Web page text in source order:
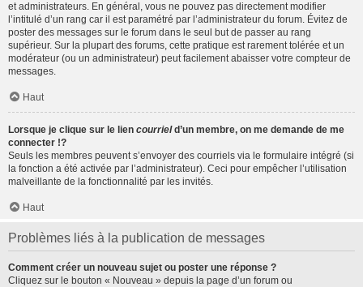
et administrateurs. En général, vous ne pouvez pas directement modifier
l’intitulé d’un rang car il est paramétré par l’administrateur du forum. Évitez de
poster des messages sur le forum dans le seul but de passer au rang
supérieur. Sur la plupart des forums, cette pratique est rarement tolérée et un
modérateur (ou un administrateur) peut facilement abaisser votre compteur de
messages.
Haut
Lorsque je clique sur le lien courrield’un membre, on me demande de me
connecter !?
Seuls les membres peuvent s’envoyer des courriels via le formulaire intégré (si
la fonction a été activée par l’administrateur). Ceci pour empêcher l’utilisation
malveillante de la fonctionnalité par les invités.
Haut
Problèmes liés à la publication de messages
Comment créer un nouveau sujet ou poster une réponse ?
Cliquez sur le bouton « Nouveau » depuis la page d’un forum ou